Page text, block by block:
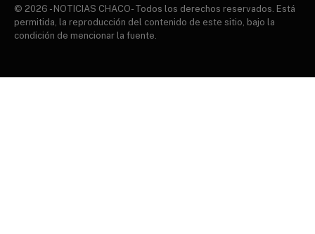
© 2026 - NOTICIAS CHACO- Todos los derechos reservados. Está
permitida, la reproducción del contenido de este sitio, bajo la
condición de mencionar la fuente.